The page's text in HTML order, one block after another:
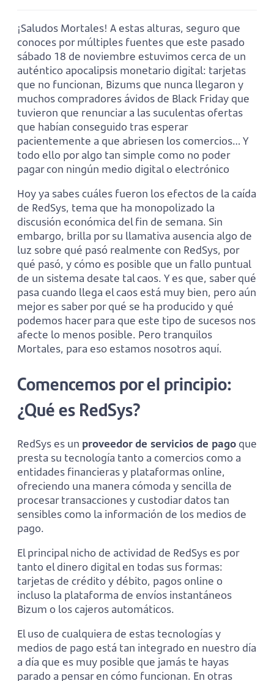
¡Saludos Mortales! A estas alturas, seguro que
conoces por múltiples fuentes que este pasado
sábado 18 de noviembre estuvimos cerca de un
auténtico apocalipsis monetario digital: tarjetas
que no funcionan, Bizums que nunca llegaron y
muchos compradores ávidos de Black Friday que
tuvieron que renunciar a las suculentas ofertas
que habían conseguido tras esperar
pacientemente a que abriesen los comercios… Y
todo ello por algo tan simple como no poder
pagar con ningún medio digital o electrónico
Hoy ya sabes cuáles fueron los efectos de la caída
de RedSys, tema que ha monopolizado la
discusión económica del fin de semana. Sin
embargo, brilla por su llamativa ausencia algo de
luz sobre qué pasó realmente con RedSys, por
qué pasó, y cómo es posible que un fallo puntual
de un sistema desate tal caos. Y es que, saber qué
pasa cuando llega el caos está muy bien, pero aún
mejor es saber por qué se ha producido y qué
podemos hacer para que este tipo de sucesos nos
afecte lo menos posible. Pero tranquilos
Mortales, para eso estamos nosotros aquí.
Comencemos por el principio:
¿Qué es RedSys?
RedSys es un proveedor de servicios de pago que
presta su tecnología tanto a comercios como a
entidades financieras y plataformas online,
ofreciendo una manera cómoda y sencilla de
procesar transacciones y custodiar datos tan
sensibles como la información de los medios de
pago.
El principal nicho de actividad de RedSys es por
tanto el dinero digital en todas sus formas:
tarjetas de crédito y débito, pagos online o
incluso la plataforma de envíos instantáneos
Bizum o los cajeros automáticos.
El uso de cualquiera de estas tecnologías y
medios de pago está tan integrado en nuestro día
a día que es muy posible que jamás te hayas
parado a pensar en cómo funcionan. En otras